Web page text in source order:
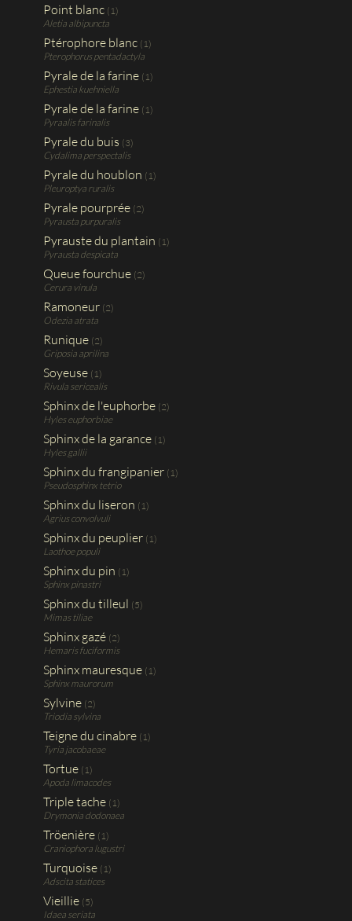
Point blanc (1)
Aletia albipuncta
Ptérophore blanc (1)
Pterophorus pentadactyla
Pyrale de la farine (1)
Ephestia kuehniella
Pyrale de la farine (1)
Pyraalis farinalis
Pyrale du buis (3)
Cydalima perspectalis
Pyrale du houblon (1)
Pleuroptya ruralis
Pyrale pourprée (2)
Pyrausta purpuralis
Pyrauste du plantain (1)
Pyrausta despicata
Queue fourchue (2)
Cerura vinula
Ramoneur (2)
Odezia atrata
Runique (2)
Griposia aprilina
Soyeuse (1)
Rivula sericealis
Sphinx de l'euphorbe (2)
Hyles euphorbiae
Sphinx de la garance (1)
Hyles gallii
Sphinx du frangipanier (1)
Pseudosphinx tetrio
Sphinx du liseron (1)
Agrius convolvuli
Sphinx du peuplier (1)
Laothoe populi
Sphinx du pin (1)
Sphinx pinastri
Sphinx du tilleul (5)
Mimas tiliae
Sphinx gazé (2)
Hemaris fuciformis
Sphinx mauresque (1)
Sphinx maurorum
Sylvine (2)
Triodia sylvina
Teigne du cinabre (1)
Tyria jacobaeae
Tortue (1)
Apoda limacodes
Triple tache (1)
Drymonia dodonaea
Tröenière (1)
Craniophora lugustri
Turquoise (1)
Adscita statices
Vieillie (5)
Idaea seriata